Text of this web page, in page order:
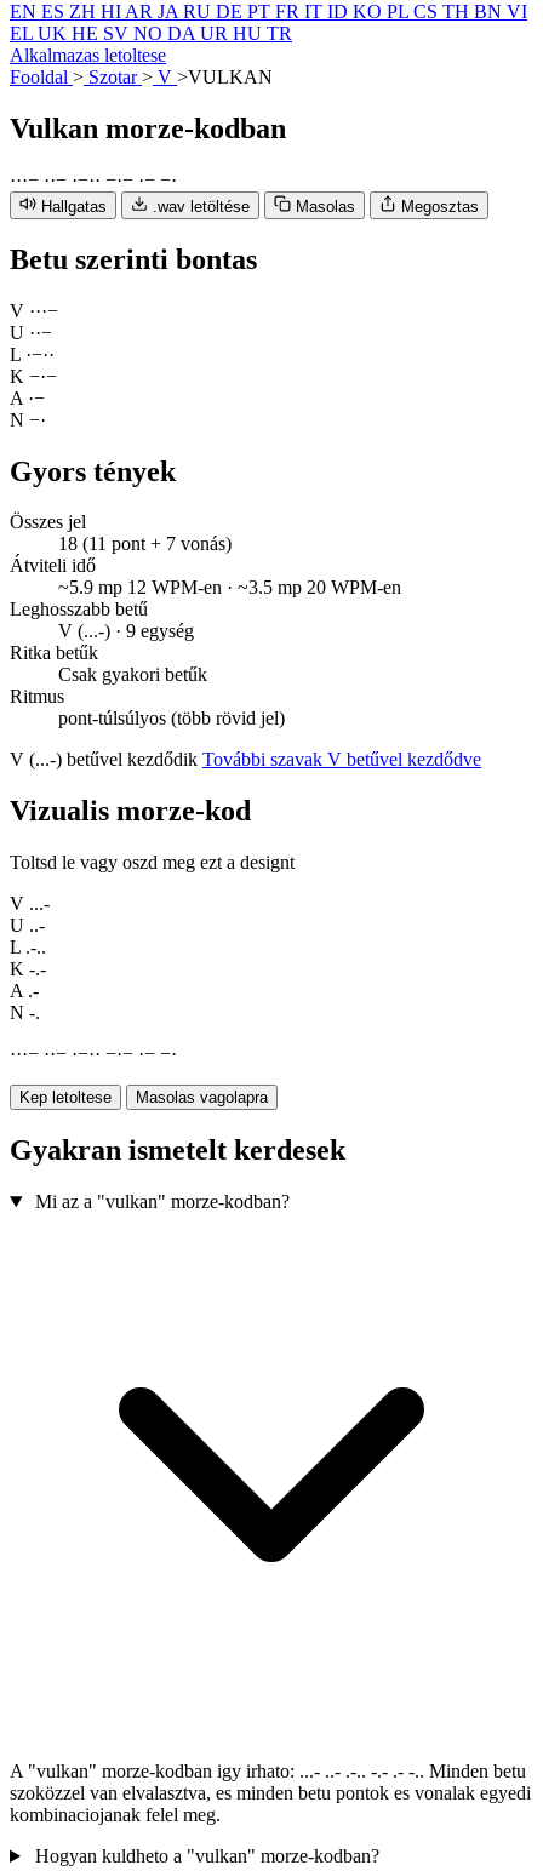
EN ES ZH HI AR JA RU DE PT FR IT ID KO PL CS TH BN VI
EL UK HE SV NO DA UR HU TR
Alkalmazas letoltese
Fooldal > Szotar> V >VULKAN
Vulkan morze-kodban
···− ··− ·−·· −·− ·− −·
Hallgatas .wav letöltése Masolas Megosztas
Betu szerinti bontas
V ···−
U ··−
L ·−··
K −·−
A ·−
N −·
Gyors tények
Összes jel
18 (11 pont + 7 vonás)
Átviteli idő
~5.9 mp 12 WPM-en · ~3.5 mp 20 WPM-en
Leghosszabb betű
V (...-) · 9 egység
Ritka betűk
Csak gyakori betűk
Ritmus
pont-túlsúlyos (több rövid jel)
V (...-) betűvel kezdődik További szavak V betűvel kezdődve
Vizualis morze-kod
Toltsd le vagy oszd meg ezt a designt
V ...-
U ..-
L .-..
K -.-
A .-
N -.
···− ··− ·−·· −·− ·− −·
Kep letoltese Masolas vagolapra
Gyakran ismetelt kerdesek
Mi az a "vulkan" morze-kodban?
A "vulkan" morze-kodban igy irhato: ...- ..- .-.. -.- .- -.. Minden betu
szoközzel van elvalasztva, es minden betu pontok es vonalak egyedi
kombinaciojanak felel meg.
Hogyan kuldheto a "vulkan" morze-kodban?